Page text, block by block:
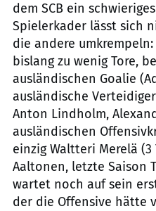
dem SCB ein
Spielerkader lässt sich
die andere umkrempeln:
bislang zu wenig Tore,
ausländischen Goalie
ausländische
Anton Lindholm,
ausländischen
einzig Waltteri Merelä (3
Aaltonen, letzte Saison
wartet noch auf sein
der die Offensive hätte